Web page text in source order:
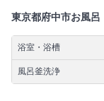
東京都府中市お風
浴室・浴槽
風呂釜洗浄